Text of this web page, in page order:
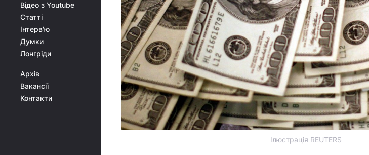
Відео з Youtube
Статті
Інтерв'ю
Думки
Лонгріди
Архів
Вакансії
Контакти
Ілюстрація REUTERS